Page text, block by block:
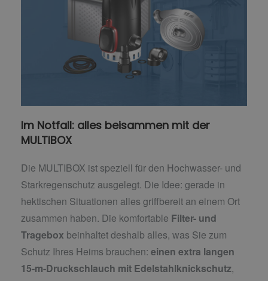
Im Notfall: alles beisammen mit der
MULTIBOX
Die MULTIBOX ist speziell für den Hochwasser- und
Starkregenschutz ausgelegt. Die Idee: gerade in
hektischen Situationen alles griffbereit an einem Ort
zusammen haben. Die komfortable Filter- und
Tragebox beinhaltet deshalb alles, was Sie zum
Schutz Ihres Heims brauchen: einen extra langen
15-m-Druckschlauch mit Edelstahlknickschutz,